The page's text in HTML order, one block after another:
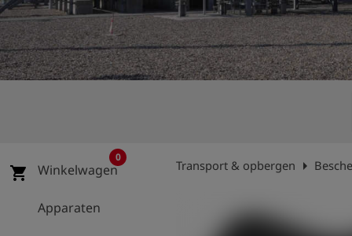
shieldRegistratie
shopping_cart Winkelwagen
0
Apparaten
Transport & opbergen arrow_right